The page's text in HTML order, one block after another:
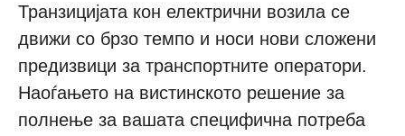
Транзицијата кон електрични возила се
движи со брзо темпо и носи нови сложени
предизвици за транспортните оператори.
Наоѓањето на вистинското решение за
полнење за вашата специфична потреба